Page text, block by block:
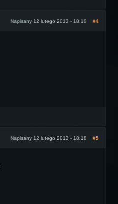
Napisany 12 lutego 2013 - 18:10 #4
Napisany 12 lutego 2013 - 18:18 #5